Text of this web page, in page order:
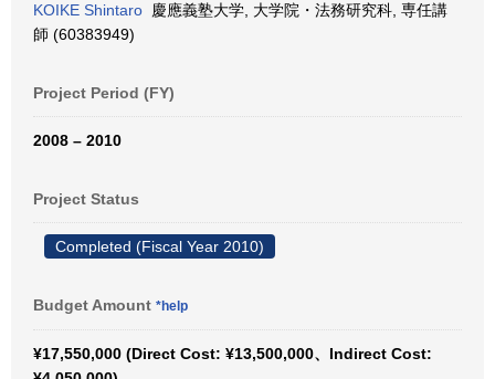
KOIKE Shintaro 慶應義塾大学, 大学院・法務研究科, 専任講
師 (60383949)
Project Period (FY)
2008 – 2010
Project Status
Completed (Fiscal Year 2010)
Budget Amount *help
¥17,550,000 (Direct Cost: ¥13,500,000、Indirect Cost: